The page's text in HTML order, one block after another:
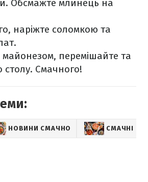
Обсмажте млинець на
наріжте соломкою та
майонезом, перемішайте та
столу. Смачного!
НОВИНИ СМАЧНО СМАЧНІ